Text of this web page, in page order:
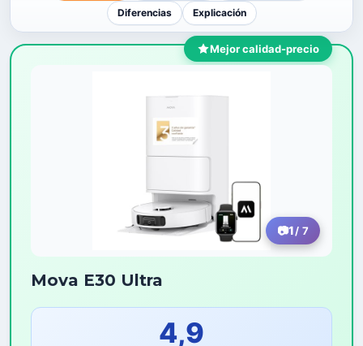
Diferencias
Explicación
Mejor calidad-precio
1/ 7
Mova E30 Ultra
4,9